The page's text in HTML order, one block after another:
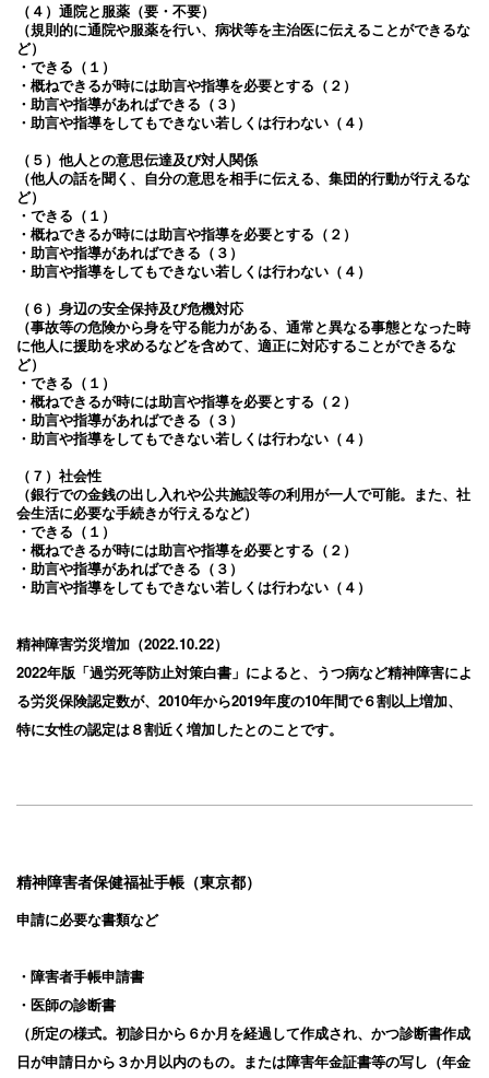
（４）通院と服薬（要・不要）
（規則的に通院や服薬を行い、病状等を主治医に伝えることができるな
ど）
・できる（１）
・概ねできるが時には助言や指導を必要とする（２）
・助言や指導があればできる（３）
・助言や指導をしてもできない若しくは行わない（４）
（５）他人との意思伝達及び対人関係
（他人の話を聞く、自分の意思を相手に伝える、集団的行動が行えるな
ど）
・できる（１）
・概ねできるが時には助言や指導を必要とする（２）
・助言や指導があればできる（３）
・助言や指導をしてもできない若しくは行わない（４）
（６）身辺の安全保持及び危機対応
（事故等の危険から身を守る能力がある、通常と異なる事態となった時
に他人に援助を求めるなどを含めて、適正に対応することができるな
ど）
・できる（１）
・概ねできるが時には助言や指導を必要とする（２）
・助言や指導があればできる（３）
・助言や指導をしてもできない若しくは行わない（４）
（７）社会性
（銀行での金銭の出し入れや公共施設等の利用が一人で可能。また、社
会生活に必要な手続きが行えるなど）
・できる（１）
・概ねできるが時には助言や指導を必要とする（２）
・助言や指導があればできる（３）
・助言や指導をしてもできない若しくは行わない（４）
精神障害労災増加（2022.10.22）
2022年版「過労死等防止対策白書」によると、うつ病など精神障害によ
る労災保険認定数が、2010年から2019年度の10年間で６割以上増加、
特に女性の認定は８割近く増加したとのことです。
精神障害者保健福祉手帳（東京都）
申請に必要な書類など
・障害者手帳申請書
・医師の診断書
（所定の様式。初診日から６か月を経過して作成され、かつ診断書作成
日が申請日から３か月以内のもの。または障害年金証書等の写し（年金